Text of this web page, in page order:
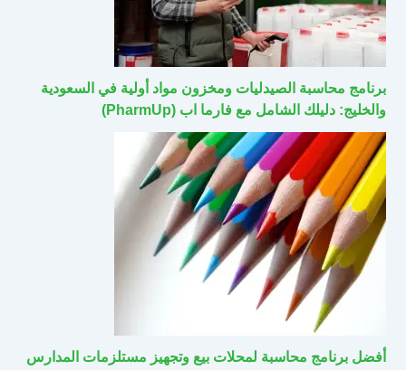
برنامج محاسبة الصيدليات ومخزون مواد أولية في السعودية
والخليج: دليلك الشامل مع فارما اب (PharmUp)
أفضل برنامج محاسبة لمحلات بيع وتجهيز مستلزمات المدارس